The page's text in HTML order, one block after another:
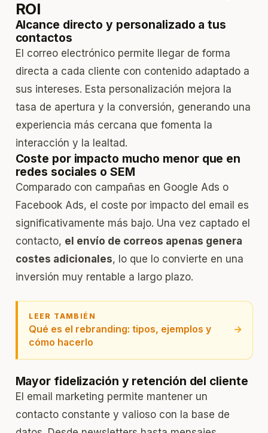
ROI
Alcance directo y personalizado a tus
contactos
El correo electrónico permite llegar de forma
directa a cada cliente con contenido adaptado a
sus intereses. Esta personalización mejora la
tasa de apertura y la conversión, generando una
experiencia más cercana que fomenta la
interacción y la lealtad.
Coste por impacto mucho menor que en
redes sociales o SEM
Comparado con campañas en Google Ads o
Facebook Ads, el coste por impacto del email es
significativamente más bajo. Una vez captado el
contacto, el envío de correos apenas genera
costes adicionales, lo que lo convierte en una
inversión muy rentable a largo plazo.
LEER TAMBIÉN
Qué es el rebranding: tipos, ejemplos y
cómo hacerlo
→
Mayor fidelización y retención del cliente
El email marketing permite mantener un
contacto constante y valioso con la base de